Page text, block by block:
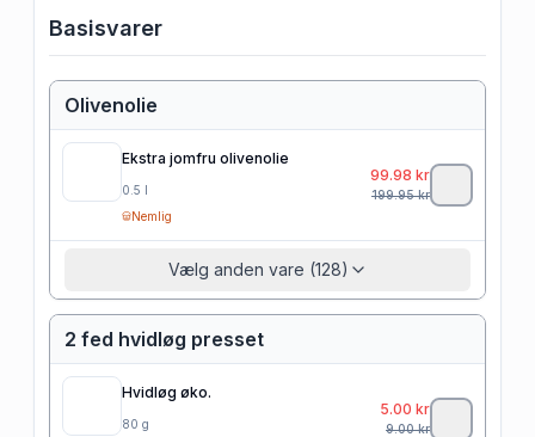
Basisvarer
Olivenolie
Ekstra jomfru olivenolie
0.5 l
Nemlig
99.98 kr
199.95kr
Vælg anden vare (128)
2 fed hvidløg presset
Hvidløg øko.
80 g
5.00 kr
9.00kr